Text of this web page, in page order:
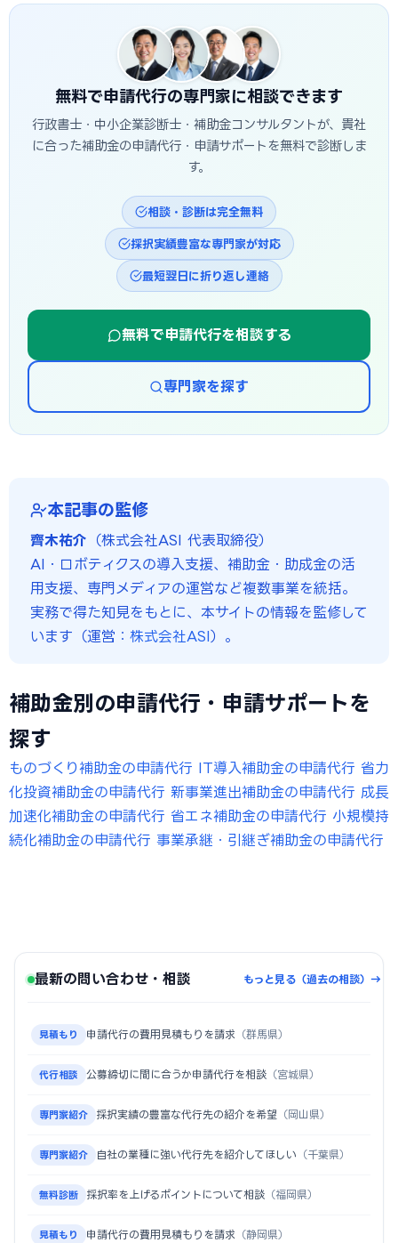
決定・事業実施・実績報告を経て入金されるため、申請から
入金まで半年〜1年程度かかるのが一般的です。長野市独自の
補助金は予算上限に達し次第終了する場合があるため、早め
の相談・申請が有利です。
無料で申請代行の専門家に相談できます
行政書士・中小企業診断士・補助金コンサルタントが、貴社
に合った補助金の申請代行・申請サポートを無料で診断しま
す。
相談・診断は完全無料
採択実績豊富な専門家が対応
最短翌日に折り返し連絡
無料で申請代行を相談する
専門家を探す
本記事の監修
齊木祐介 （株式会社ASI 代表取締役）
AI・ロボティクスの導入支援、補助金・助成金の活
用支援、専門メディアの運営など複数事業を統括。
実務で得た知見をもとに、本サイトの情報を監修して
います（運営： 株式会社ASI）。
補助金別の申請代行・申請サポートを
探す
ものづくり補助金の申請代行 IT導入補助金の申請代行 省力
化投資補助金の申請代行 新事業進出補助金の申請代行 成長
加速化補助金の申請代行 省エネ補助金の申請代行 小規模持
続化補助金の申請代行 事業承継・引継ぎ補助金の申請代行
最新の問い合わせ・相談 もっと見る（過去の相談）→
見積もり 申請代行の費用見積もりを請求 （群馬県）
代行相談 公募締切に間に合うか申請代行を相談 （宮城県）
専門家紹介 採択実績の豊富な代行先の紹介を希望 （岡山県）
専門家紹介 自社の業種に強い代行先を紹介してほしい （千葉県）
無料診断 採択率を上げるポイントについて相談 （福岡県）
見積もり 申請代行の費用見積もりを請求 （静岡県）